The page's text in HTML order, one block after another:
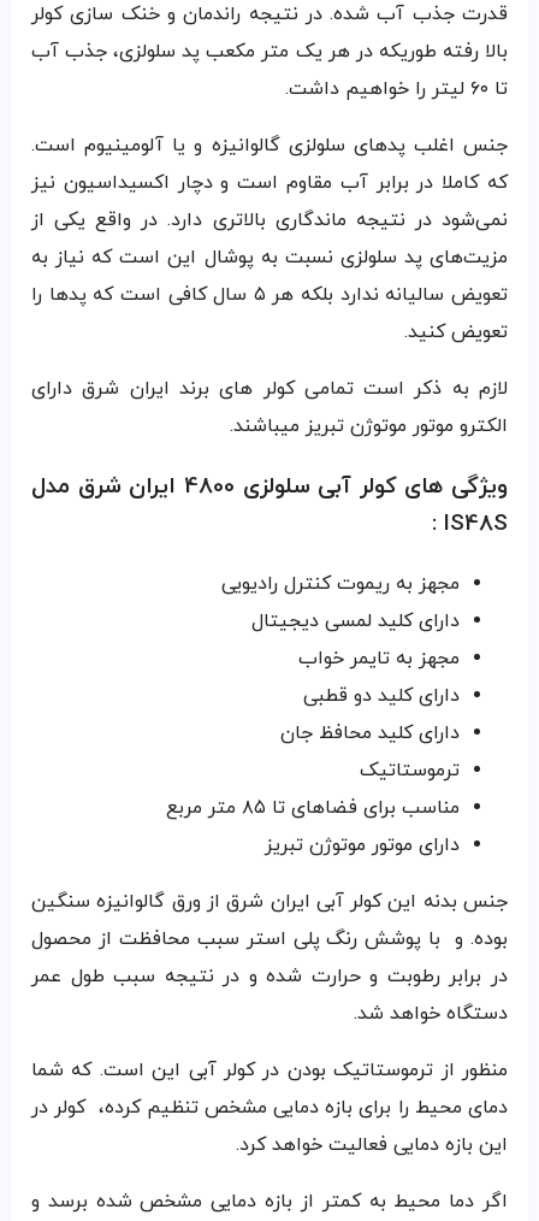
قدرت جذب آب شده. در نتیجه راندمان و خنک سازی کولر
بالا رفته طوریکه در هر یک متر مکعب پد سلولزی، جذب آب
تا ۶۰ لیتر را خواهیم داشت.
جنس اغلب پدهای سلولزی گالوانیزه و یا آلومینیوم است.
که کاملا در برابر آب مقاوم است و دچار اکسیداسیون نیز
نمی‌شود در نتیجه ماندگاری بالاتری دارد. در واقع یکی از
مزیت‌های پد سلولزی نسبت به پوشال این است که نیاز به
تعویض سالیانه ندارد بلکه هر ۵ سال کافی است که پدها را
تعویض کنید.
لازم به ذکر است تمامی کولر های برند ایران شرق دارای
الکترو موتور موتوژن تبریز میباشند.
ویژگی های کولر آبی سلولزی 4800 ایران شرق مدل
IS48S :
مجهز به ریموت کنترل رادیویی
دارای کلید لمسی دیجیتال
مجهز به تایمر خواب
دارای کلید دو قطبی
دارای کلید محافظ جان
ترموستاتیک
مناسب برای فضاهای تا ۸۵ متر مربع
دارای موتور موتوژن تبریز
جنس بدنه این کولر آبی ایران شرق از ورق گالوانیزه سنگین
بوده. و با پوشش رنگ پلی استر سبب محافظت از محصول
در برابر رطوبت و حرارت شده و در نتیجه سبب طول عمر
دستگاه خواهد شد.
منظور از ترموستاتیک بودن در کولر آبی این است. که شما
دمای محیط را برای بازه دمایی مشخص تنظیم کرده، کولر در
این بازه دمایی فعالیت خواهد کرد.
اگر دما محیط به کمتر از بازه دمایی مشخص شده برسد و